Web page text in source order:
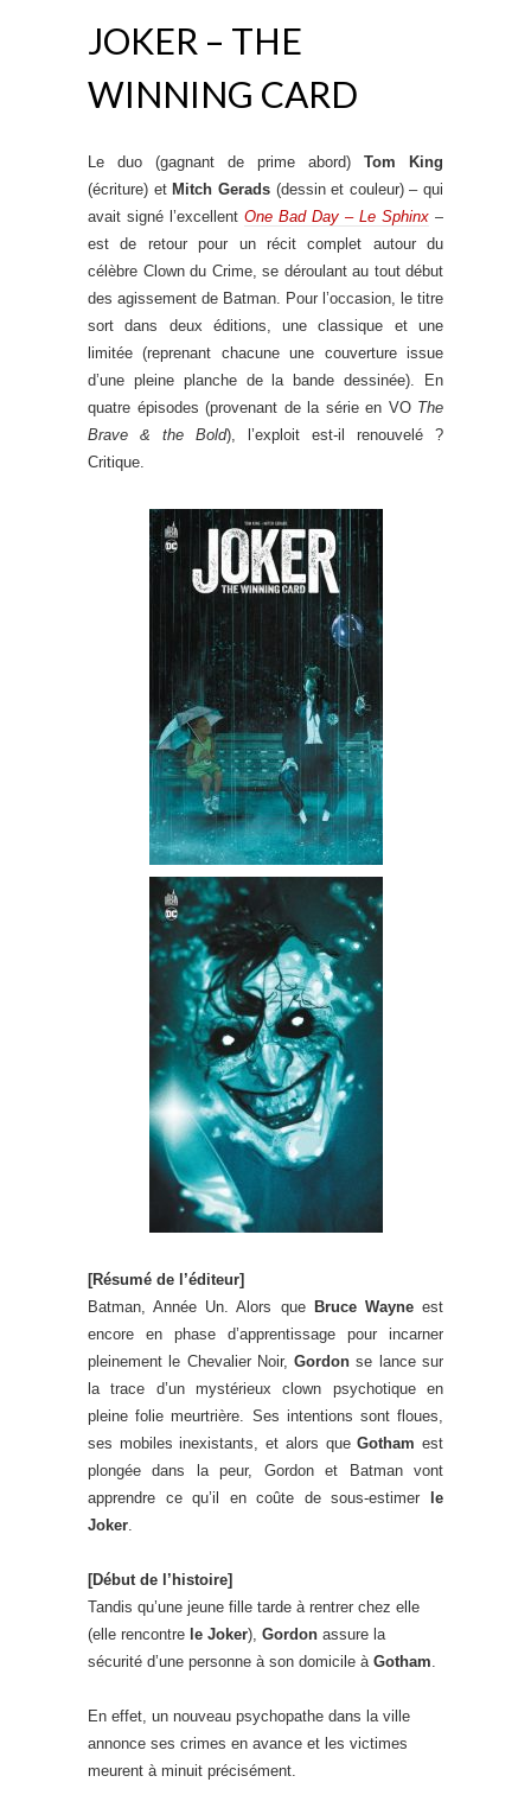
JOKER – THE
WINNING CARD
Le duo (gagnant de prime abord) Tom King
(écriture) etMitch Gerads(dessin et couleur) – qui
avait signé l’excellent One Bad Day – Le Sphinx –
est de retour pour un récit complet autour du
célèbre Clown du Crime, se déroulant au tout début
des agissement de Batman. Pour l’occasion, le titre
sort dans deux éditions, une classique et une
limitée (reprenant chacune une couverture issue
d’une pleine planche de la bande dessinée). En
quatre épisodes (provenant de la série en VO The
Brave & the Bold), l’exploit est-il renouvelé ?
Critique.
[Résumé de l’éditeur]
Batman, Année Un. Alors que Bruce Wayneest
encore en phase d’apprentissage pour incarner
pleinement le Chevalier Noir,Gordon se lance sur
la trace d’un mystérieux clown psychotique en
pleine folie meurtrière. Ses intentions sont floues,
ses mobiles inexistants, et alors queGotham est
plongée dans la peur, Gordon et Batman vont
apprendre ce qu’il en coûte de sous-estimer le
Joker
[Début de l’histoire]
Tandis qu’une jeune fille tarde à rentrer chez elle
(elle rencontre le Joker), Gordon assure la
sécurité d’une personne à son domicile à Gotham
En effet, un nouveau psychopathe dans la ville
annonce ses crimes en avance et les victimes
meurent à minuit précisément.